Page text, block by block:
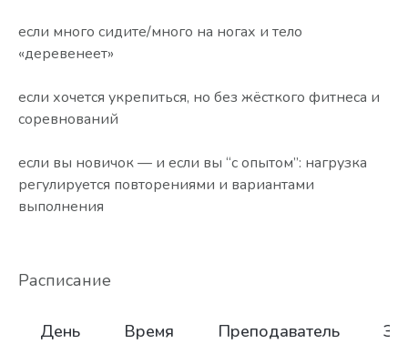
если много сидите/много на ногах и тело
«деревенеет»
если хочется укрепиться, но без жёсткого фитнеса и
соревнований
если вы новичок — и если вы “с опытом”: нагрузка
регулируется повторениями и вариантами
выполнения
Расписание
День Время Преподаватель